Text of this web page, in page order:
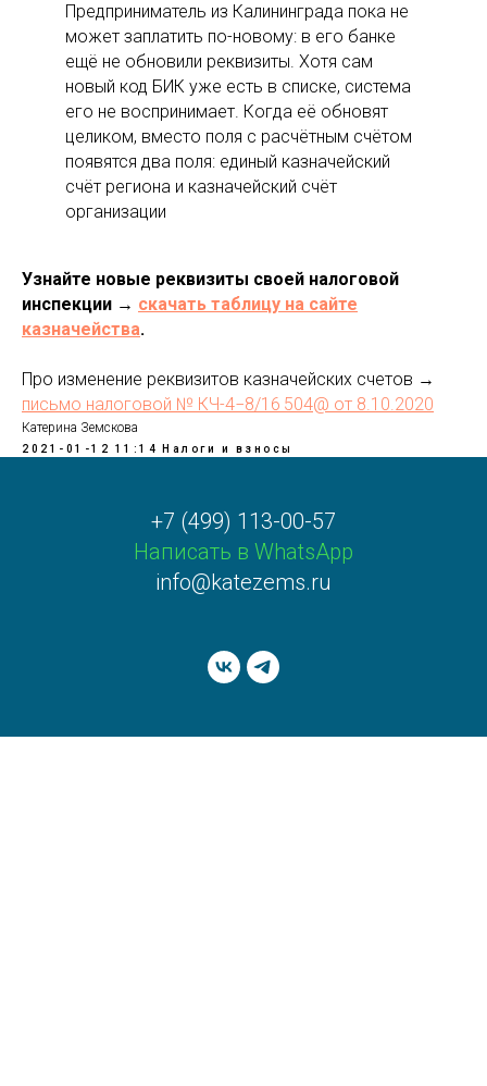
Предприниматель из Калининграда пока не
может заплатить по-новому: в его банке
ещё не обновили реквизиты. Хотя сам
новый код БИК уже есть в списке, система
его не воспринимает. Когда её обновят
целиком, вместо поля с расчётным счётом
появятся два поля: единый казначейский
счёт региона и казначейский счёт
организации
Узнайте новые реквизиты своей налоговой
инспекции → скачать таблицу на сайте
казначейства.
Про изменение реквизитов казначейских счетов →
письмо налоговой № КЧ-4−8/16 504@ от 8.10.2020
Катерина Земскова
2021-01-12 11:14 Налоги и взносы
+7 (499) 113-00-57
Написать в WhatsApp
info@katezems.ru